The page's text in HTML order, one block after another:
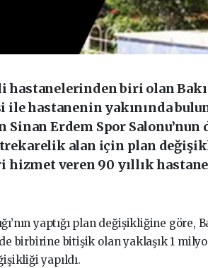
hastanelerinden biri olan
ile hastanenin yakınında
Sinan Erdem Spor Salonu’nun
alan için plan
hizmet veren 90 yıllık
yaptığı plan değişikliğine göre,
birbirine bitişik olan yaklaşık 1
yapıldı.